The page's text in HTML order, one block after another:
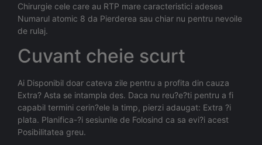
Chirurgie cele care au RTP mare caracteristici adesea
Numarul atomic 8 da Pierderea sau chiar nu pentru nevoile
de rulaj.
Cuvant cheie scurt
Ai Disponibil doar cateva zile pentru a profita din cauza
Extra? Asta se intampla des. Daca nu reu?e?ti pentru a fi
capabil termini cerin?ele la timp, pierzi adaugat: Extra ?i
plata. Planifica-?i sesiunile de Folosind ca sa evi?i acest
Posibilitatea greu.